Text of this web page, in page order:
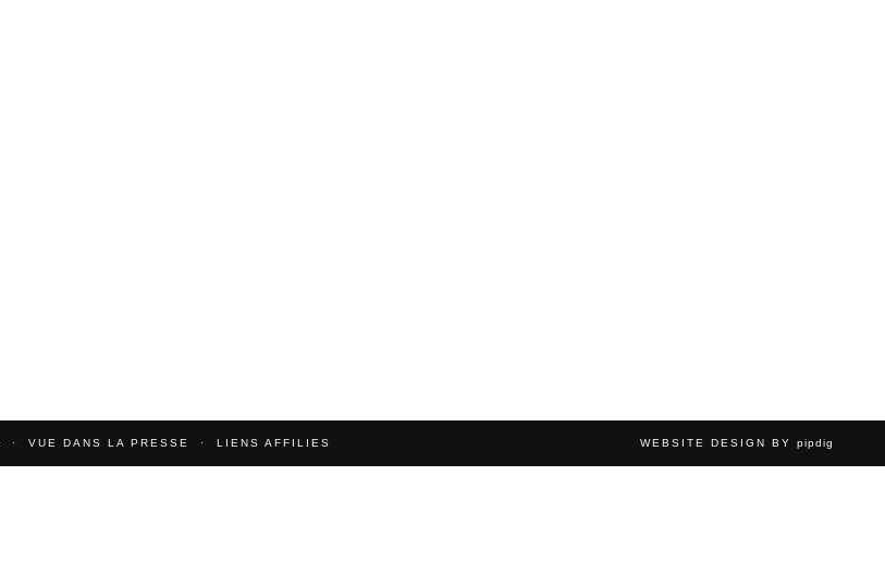
VUE DANS LA PRESSE LIENS AFFILIES WEBSITE DESIGN BY pipdig